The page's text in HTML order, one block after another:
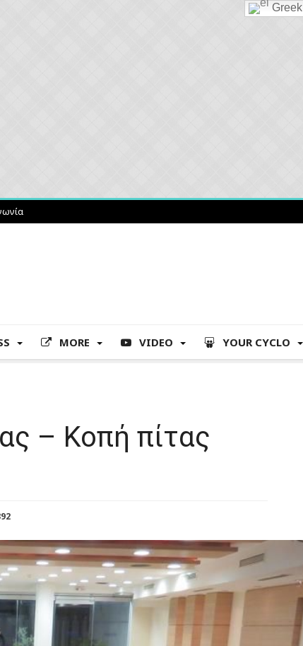
MORE VIDEO YOUR CYCLO
– Κοπή πίτας
Greek